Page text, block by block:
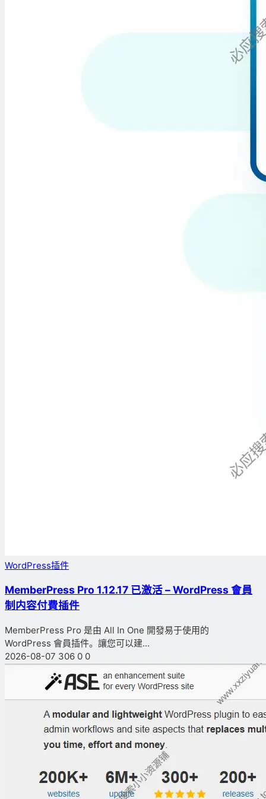
WordPress插件
MemberPress Pro 1.12.17 已激活 – WordPress 會員
制内容付費插件
MemberPress Pro 是由 All In One 開發易于使用的
WordPress 會員插件。讓您可以建...
2026-08-07 306 0 0